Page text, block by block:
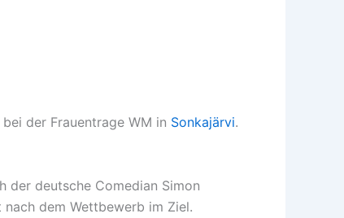
der Frauentrage WM in Sonkajärvi.
der deutsche Comedian Simon
dem Wettbewerb im Ziel.